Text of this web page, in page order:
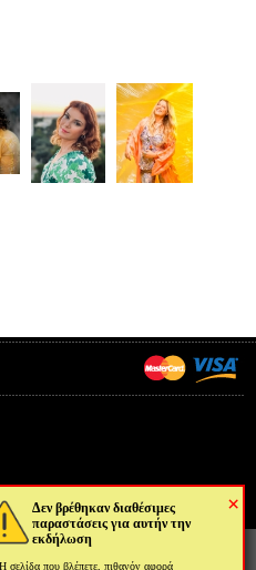
×
Δεν βρέθηκαν διαθέσιμες
παραστάσεις για αυτήν την
εκδήλωση
Η σελίδα που βλέπετε, πιθανόν αφορά
Αθήνα
στον φυλλομετρητή σας
τον τρόπο θα